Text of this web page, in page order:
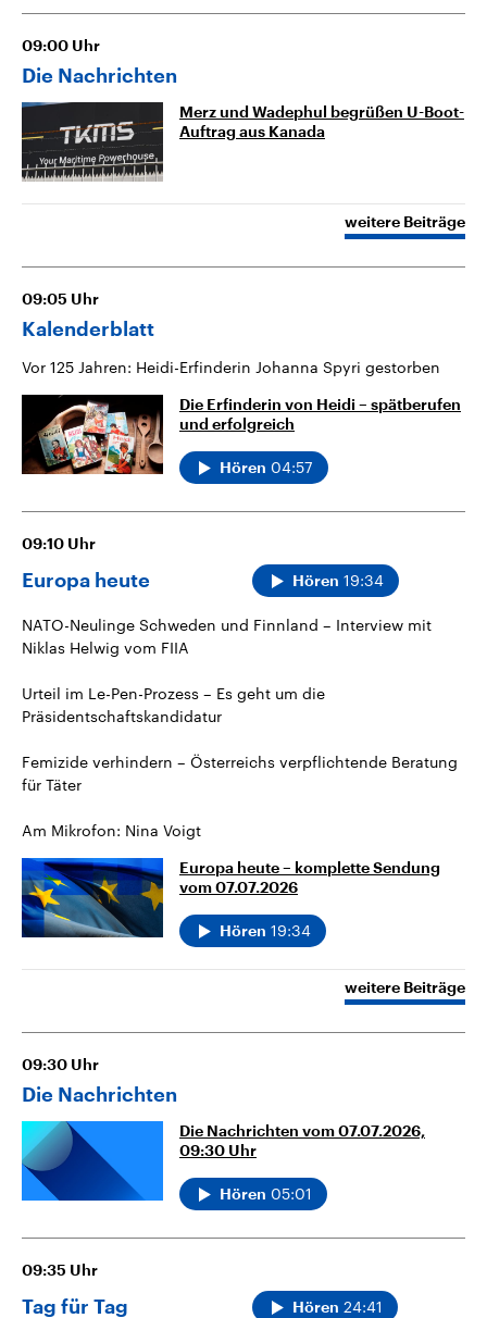
09:00 Uhr
Die Nachrichten
Merz und Wadephul begrüßen U-Boot-
Auftrag aus Kanada
weitere Beiträge
09:05 Uhr
Kalenderblatt
Vor 125 Jahren: Heidi-Erfinderin Johanna Spyri gestorben
Die Erfinderin von Heidi – spätberufen
und erfolgreich
Hören 04:57
09:10 Uhr
Europa heute Hören 19:34
NATO-Neulinge Schweden und Finnland – Interview mit
Niklas Helwig vom FIIA
Urteil im Le-Pen-Prozess – Es geht um die
Präsidentschaftskandidatur
Femizide verhindern – Österreichs verpflichtende Beratung
für Täter
Am Mikrofon: Nina Voigt
Europa heute – komplette Sendung
vom 07.07.2026
Hören 19:34
weitere Beiträge
09:30 Uhr
Die Nachrichten
Die Nachrichten vom 07.07.2026,
09:30 Uhr
Hören 05:01
09:35 Uhr
Tag für Tag Hören 24:41